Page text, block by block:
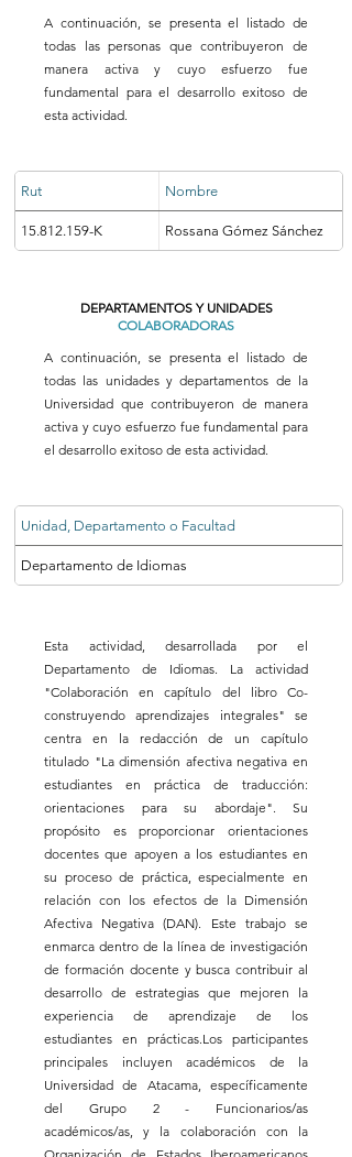
A continuación, se presenta el listado de
todas las personas que contribuyeron de
manera activa y cuyo esfuerzo fue
fundamental para el desarrollo exitoso de
esta actividad.
Rut Nombre
15.812.159-K Rossana Gómez Sánchez
DEPARTAMENTOS Y UNIDADES
COLABORADORAS
A continuación, se presenta el listado de
todas las unidades y departamentos de la
Universidad que contribuyeron de manera
activa y cuyo esfuerzo fue fundamental para
el desarrollo exitoso de esta actividad.
Unidad, Departamento o Facultad
Departamento de Idiomas
Esta actividad, desarrollada por el
Departamento de Idiomas. La actividad
"Colaboración en capítulo del libro Co-
construyendo aprendizajes integrales" se
centra en la redacción de un capítulo
titulado "La dimensión afectiva negativa en
estudiantes en práctica de traducción:
orientaciones para su abordaje". Su
propósito es proporcionar orientaciones
docentes que apoyen a los estudiantes en
su proceso de práctica, especialmente en
relación con los efectos de la Dimensión
Afectiva Negativa (DAN). Este trabajo se
enmarca dentro de la línea de investigación
de formación docente y busca contribuir al
desarrollo de estrategias que mejoren la
experiencia de aprendizaje de los
estudiantes en prácticas.Los participantes
principales incluyen académicos de la
Universidad de Atacama, específicamente
del Grupo 2 - Funcionarios/as
académicos/as, y la colaboración con la